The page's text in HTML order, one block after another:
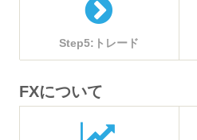
Step5:トレード
FXについて